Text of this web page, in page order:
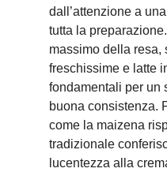
dall’attenzione a
tutta la
massimo della resa,
freschissime e latte
fondamentali per un
buona consistenza.
come la maizena
tradizionale
lucentezza alla